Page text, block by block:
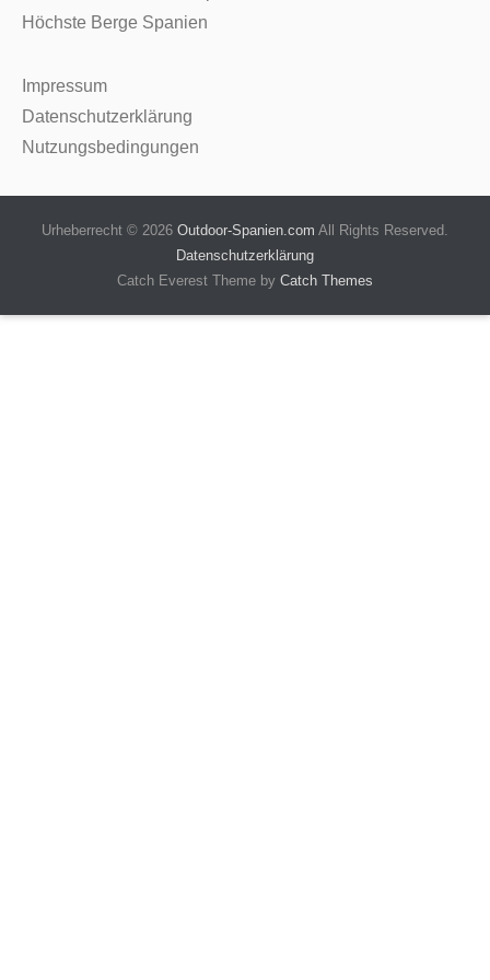
Höchste Berge Spanien
Impressum
Datenschutzerklärung
Nutzungsbedingungen
Urheberrecht © 2026 Outdoor-Spanien.com All Rights Reserved.
Datenschutzerklärung
Catch Everest Theme by Catch Themes